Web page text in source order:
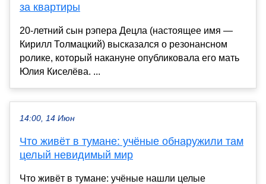
за квартиры
20-летний сын рэпера Децла (настоящее имя —
Кирилл Толмацкий) высказался о резонансном
ролике, который накануне опубликовала его мать
Юлия Киселёва. ...
14:00, 14 Июн
Что живёт в тумане: учёные обнаружили там
целый невидимый мир
Что живёт в тумане: учёные нашли целые